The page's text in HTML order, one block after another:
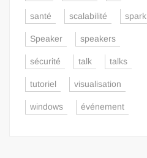
santé scalabilité spark
Speaker speakers
sécurité talk talks
tutoriel visualisation
windows événement